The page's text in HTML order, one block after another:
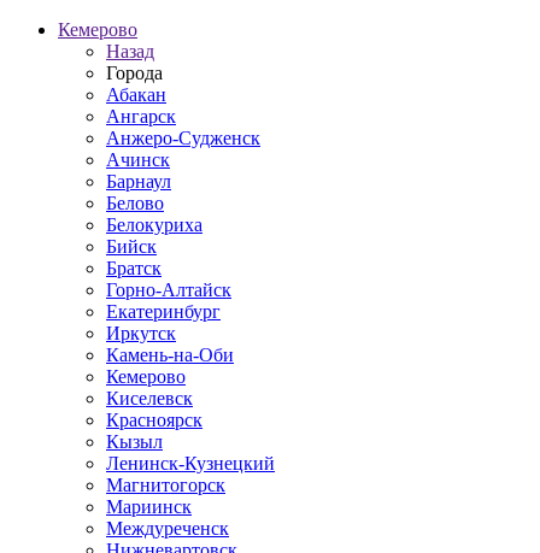
Кемерово
Назад
Города
Абакан
Ангарск
Анжеро-Судженск
Ачинск
Барнаул
Белово
Белокуриха
Бийск
Братск
Горно-Алтайск
Екатеринбург
Иркутск
Камень-на-Оби
Кемерово
Киселевск
Красноярск
Кызыл
Ленинск-Кузнецкий
Магнитогорск
Мариинск
Междуреченск